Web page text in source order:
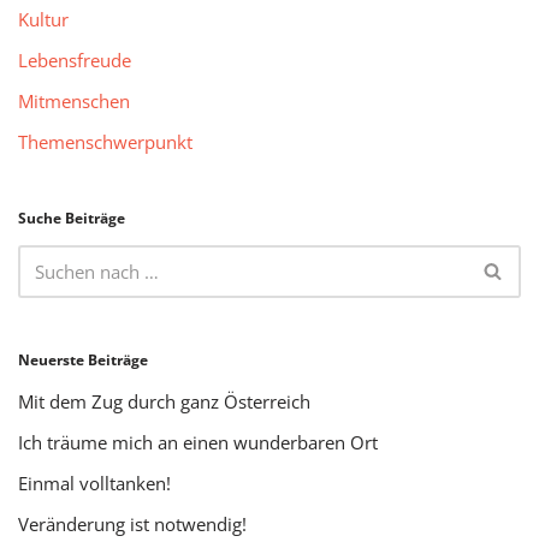
Kultur
Lebensfreude
Mitmenschen
Themenschwerpunkt
Suche Beiträge
Neuerste Beiträge
Mit dem Zug durch ganz Österreich
Ich träume mich an einen wunderbaren Ort
Einmal volltanken!
Veränderung ist notwendig!